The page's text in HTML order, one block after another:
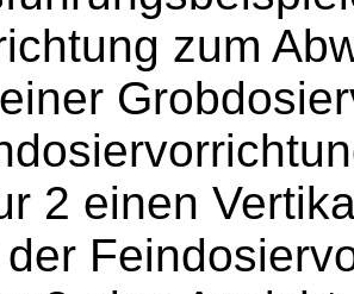
zum
2 einen
der